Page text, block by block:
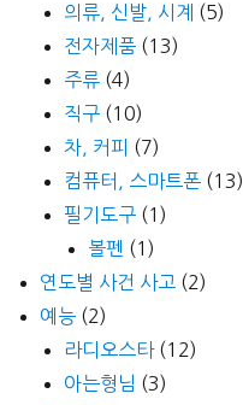
의류, 신발, 시계
(5)
전자제품 (13)
주류 (4)
직구 (10)
차, 커피 (7)
컴퓨터, 스마트폰 (13)
필기도구 (1)
볼펜 (1)
연도별 사건 사고 (2)
예능 (2)
라디오스타(12)
아는형님 (3)